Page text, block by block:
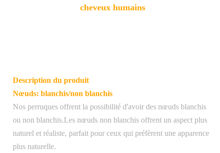
cheveux humains
Description du produit
Nœuds: blanchis/non blanchis
Nos perruques offrent la possibilité d'avoir des nœuds blanchis
ou non blanchis.Les nœuds non blanchis offrent un aspect plus
naturel et réaliste, parfait pour ceux qui préfèrent une apparence
plus naturelle.